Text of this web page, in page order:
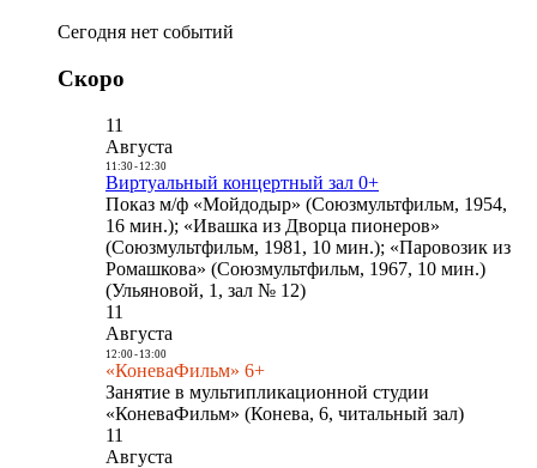
Сегодня нет событий
Скоро
11
Августа
11:30- 12:30
Виртуальный концертный зал 0+
Показ м/ф «Мойдодыр» (Союзмультфильм, 1954,
16 мин.); «Ивашка из Дворца пионеров»
(Союзмультфильм, 1981, 10 мин.); «Паровозик из
Ромашкова» (Союзмультфильм, 1967, 10 мин.)
(Ульяновой, 1, зал № 12)
11
Августа
12:00- 13:00
«КоневаФильм» 6+
Занятие в мультипликационной студии
«КоневаФильм» (Конева, 6, читальный зал)
11
Августа